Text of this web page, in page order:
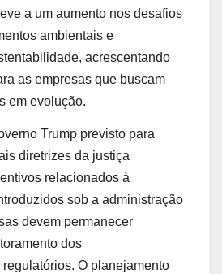
a um aumento nos desafios
ambientais e
acrescentando
as empresas que buscam
em evolução.
Trump previsto para
diretrizes da justiça
relacionados à
sob a administração
devem permanecer
dos
O planejamento